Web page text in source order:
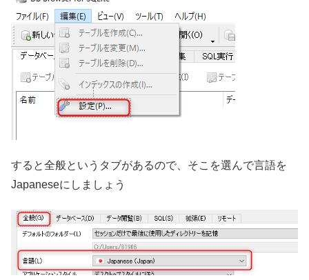
すると全般というタブがあるので、そこを選んで言語を
Japaneseにしましょう